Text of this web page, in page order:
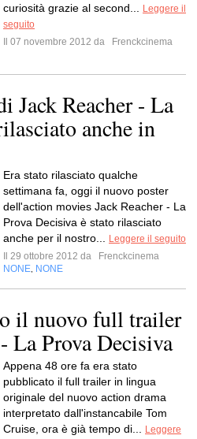
curiosità grazie al second...
Leggere il
seguito
Il 07 novembre 2012 da
Frenckcinema
Jack Reacher - La
anche in
Era stato rilasciato qualche
settimana fa, oggi il nuovo poster
dell'action movies Jack Reacher - La
Prova Decisiva è stato rilasciato
anche per il nostro...
Leggere il seguito
Il 29 ottobre 2012 da
Frenckcinema
NONE NONE
il nuovo full trailer
La Prova Decisiva
Appena 48 ore fa era stato
pubblicato il full trailer in lingua
originale del nuovo action drama
interpretato dall'instancabile Tom
Cruise, ora è già tempo di...
Leggere